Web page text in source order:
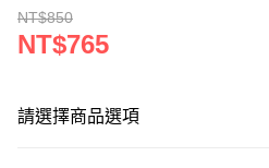
NT$850
NT$765
請選擇商品選項